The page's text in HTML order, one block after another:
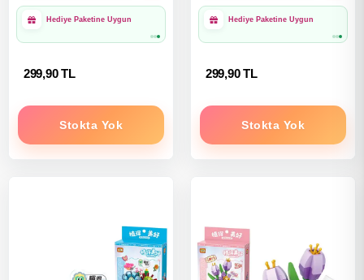
1000₺ Üzeri Ücretsiz
Kargo
299,90 TL
Stokta Yok
1000₺ Üzeri Ücretsiz
Kargo
299,90 TL
Stokta Yok